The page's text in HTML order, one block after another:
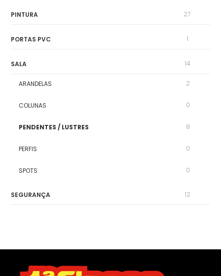
PINTURA 27
PORTAS PVC 1
SALA 14
ARANDELAS 2
COLUNAS 0
PENDENTES / LUSTRES 8
PERFIS 0
SPOTS 0
SEGURANÇA 12